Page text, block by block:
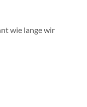
wie lange wir